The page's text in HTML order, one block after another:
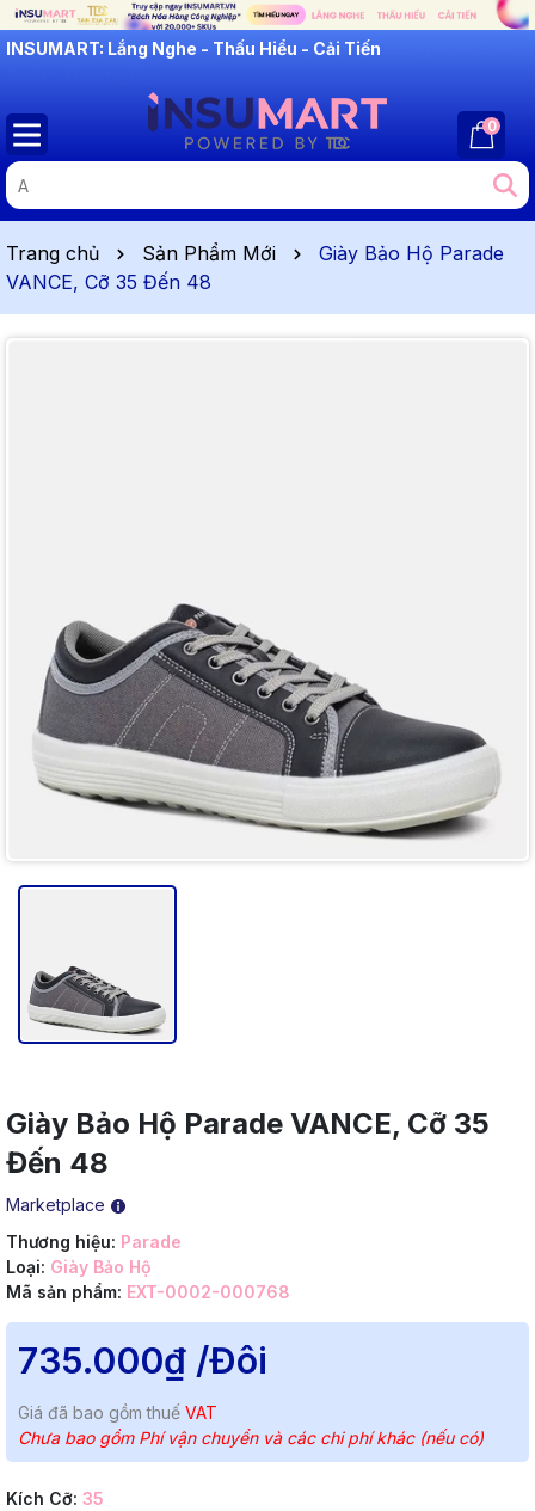
INSUMART: Lắng Nghe - Thấu Hiểu - Cải Tiến
0
Trang chủ Sản Phẩm Mới
Giày Bảo Hộ Parade
VANCE, Cỡ 35 Đến 48
Giày Bảo Hộ Parade VANCE, Cỡ 35
Đến 48
Marketplace
Thương hiệu: Parade
Loại: Giày Bảo Hộ
Mã sản phẩm: EXT-0002-000768
735.000₫ /Đôi
Giá đã bao gồm thuế VAT
Chưa bao gồm Phí vận chuyển và các chi phí khác (nếu có)
Kích Cỡ: 35